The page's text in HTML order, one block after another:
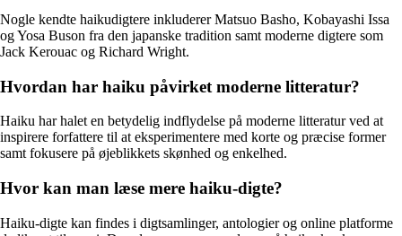
Nogle kendte haikudigtere inkluderer Matsuo Basho, Kobayashi Issa
og Yosa Buson fra den japanske tradition samt moderne digtere som
Jack Kerouac og Richard Wright.
Hvordan har haiku påvirket moderne litteratur?
Haiku har halet en betydelig indflydelse på moderne litteratur ved at
inspirere forfattere til at eksperimentere med korte og præcise former
samt fokusere på øjeblikkets skønhed og enkelhed.
Hvor kan man læse mere haiku-digte?
Haiku-digte kan findes i digtsamlinger, antologier og online platforme